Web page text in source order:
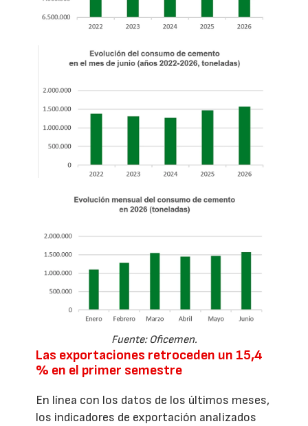
Fuente: Oficemen.
Las exportaciones retroceden un 15,4
% en el primer semestre
En línea con los datos de los últimos meses,
los indicadores de exportación analizados